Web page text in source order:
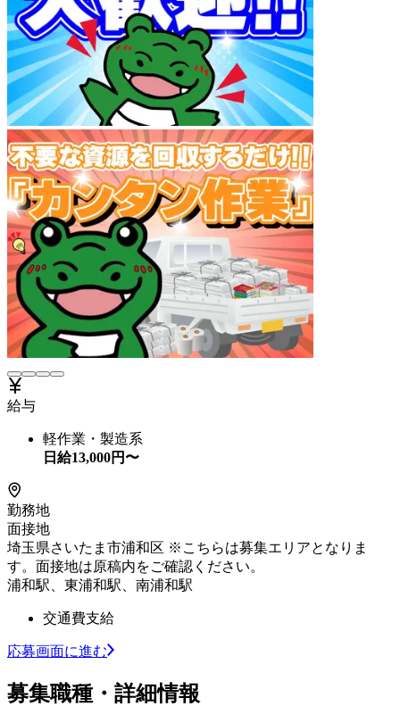
給与
軽作業・製造系
日給13,000円〜
勤務地
面接地
埼玉県さいたま市浦和区 ※こちらは募集エリアとなりま
す。面接地は原稿内をご確認ください。
浦和駅、東浦和駅、南浦和駅
交通費支給
応募画面に進む
募集職種・詳細情報